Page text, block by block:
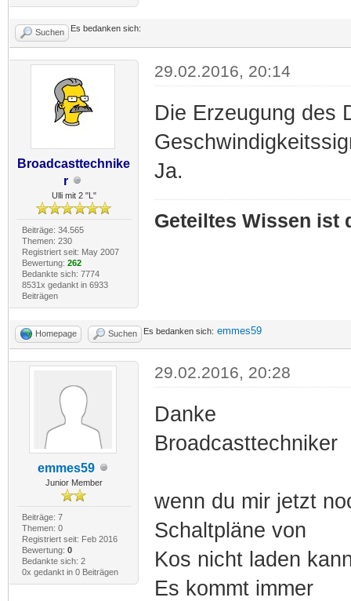
Suchen Es bedanken sich:
Broadcasttechnike
r
Ulli mit 2 "L"
Beiträge: 34.565
Themen: 230
Registriert seit: May 2007
Bewertung: 262
Bedankte sich: 7774
8531x gedankt in 6933
Beiträgen
29.02.2016, 20:14
Die Erzeugung des
Ja.
Geteiltes Wissen ist
Homepage Suchen Es bedanken sich: emmes59
emmes59
Junior Member
Beiträge: 7
Themen: 0
Registriert seit: Feb 2016
Bewertung: 0
Bedankte sich: 2
0x gedankt in 0 Beiträgen
29.02.2016, 20:28
Danke
Broadcasttechniker
wenn du mir jetzt
Schaltpläne von
Kos nicht laden
Es kommt immer